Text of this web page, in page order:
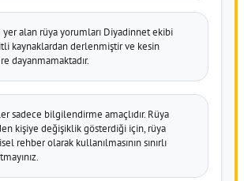
yer alan rüya yorumları Diyadinnet ekibi
kaynaklardan derlenmiştir ve kesin
dayanmamaktadır.
sadece bilgilendirme amaçlıdır. Rüya
kişiye değişiklik gösterdiği için, rüya
rehber olarak kullanılmasının sınırlı